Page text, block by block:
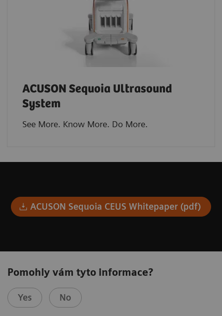
ACUSON Sequoia Ultrasound
System
See More. Know More. Do More.​
ACUSON Sequoia CEUS Whitepaper (pdf)
Pomohly vám tyto informace?
Yes No